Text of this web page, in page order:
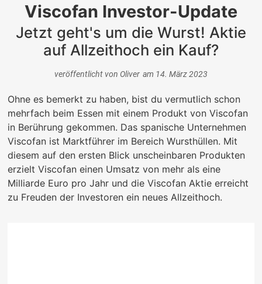
Viscofan Investor-Update
Jetzt geht's um die Wurst! Aktie
auf Allzeithoch ein Kauf?
veröffentlicht von Oliver am 14. März 2023
Ohne es bemerkt zu haben, bist du vermutlich schon
mehrfach beim Essen mit einem Produkt von Viscofan
in Berührung gekommen. Das spanische Unternehmen
Viscofan ist Marktführer im Bereich Wursthüllen. Mit
diesem auf den ersten Blick unscheinbaren Produkten
erzielt Viscofan einen Umsatz von mehr als eine
Milliarde Euro pro Jahr und die Viscofan Aktie erreicht
zu Freuden der Investoren ein neues Allzeithoch.